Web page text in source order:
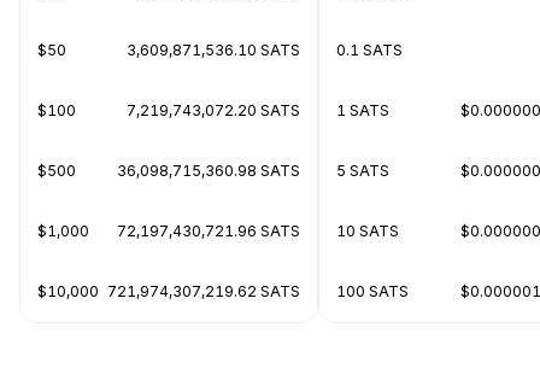
$50 3,609,871,536.10 SATS
$100 7,219,743,072.20 SATS
$500 36,098,715,360.98 SATS
$1,000 72,197,430,721.96 SATS
$10,000 721,974,307,219.62 SATS
0.1 SATS
1 SATS
5 SATS
10 SATS
100 SATS